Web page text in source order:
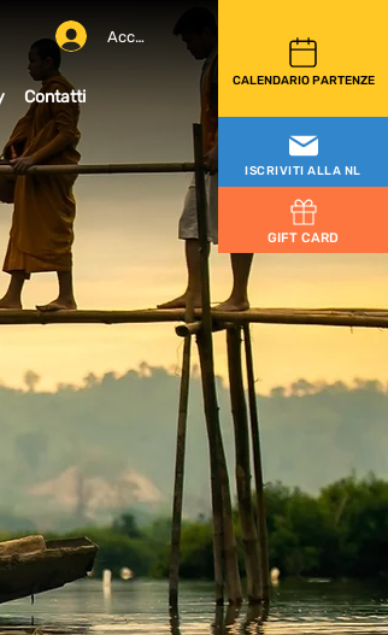
CALENDARIO PARTENZE
Accedi
ISCRIVITI ALLA NL
GIFT CARD
Contatti